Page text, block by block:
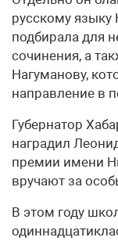
русскому языку
подбирала для
сочинения, а
Нагуманову,
направление в
Губернатор
наградил
премии имени
вручают за
В этом году